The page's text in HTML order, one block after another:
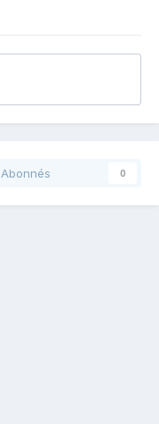
Abonnés 0